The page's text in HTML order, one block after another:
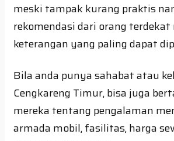
meski tampak kurang praktis
rekomendasi dari orang
keterangan yang paling dapat
Bila anda punya sahabat atau
Cengkareng Timur, bisa juga
mereka tentang pengalaman
armada mobil, fasilitas, harga